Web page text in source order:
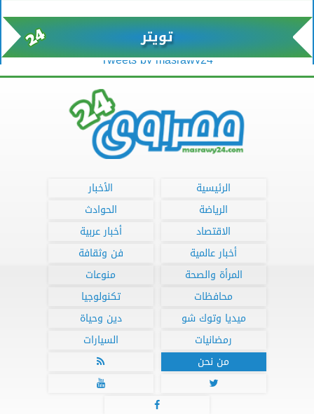
تويتر
Tweets by masrawy24
الرئيسية
الأخبار
الرياضة
الحوادث
الاقتصاد
أخبار عربية
أخبار عالمية
فن وثقافة
المرأة والصحة
منوعات
محافظات
تكنولوجيا
ميديا وتوك شو
دين وحياة
رمضانيات
السيارات
من نحن



